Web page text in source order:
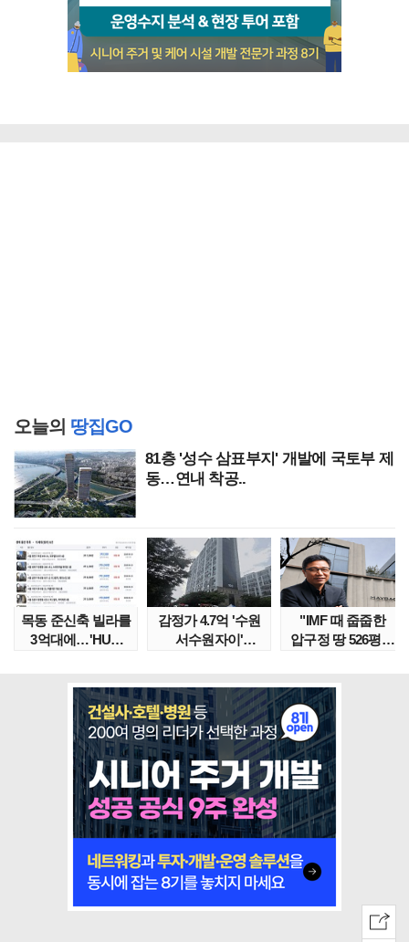
오늘의 땅집GO
81층 '성수 삼표부지' 개발에 국토부 제
동…연내 착공..
목동 준신축 빌라를
3억대에…'HUG
감정가 4.7억 '수원
서수원자이'
"IMF 때 줍줍한
압구정 땅 526평의